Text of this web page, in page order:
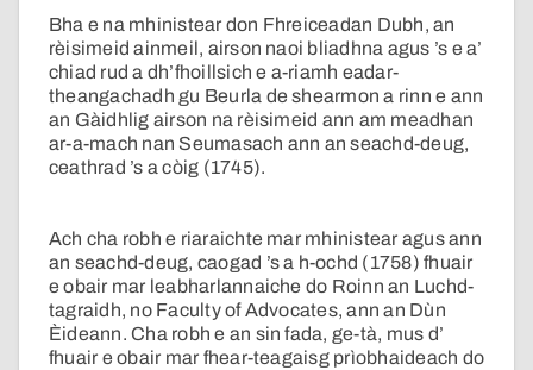
Bha e na mhinistear don Fhreiceadan Dubh, an
rèisimeid ainmeil, airson naoi bliadhna agus ’s e a’
chiad rud a dh’fhoillsich e a-riamh eadar-
theangachadh gu Beurla de shearmon a rinn e ann
an Gàidhlig airson na rèisimeid ann am meadhan
ar-a-mach nan Seumasach ann an seachd-deug,
ceathrad ’s a còig (1745).
Ach cha robh e riaraichte mar mhinistear agus ann
an seachd-deug, caogad ’s a h-ochd (1758) fhuair
e obair mar leabharlannaiche do Roinn an Luchd-
tagraidh, no Faculty of Advocates, ann an Dùn
Èideann. Cha robh e an sin fada, ge-tà, mus d’
fhuair e obair mar fhear-teagaisg prìobhaideach do